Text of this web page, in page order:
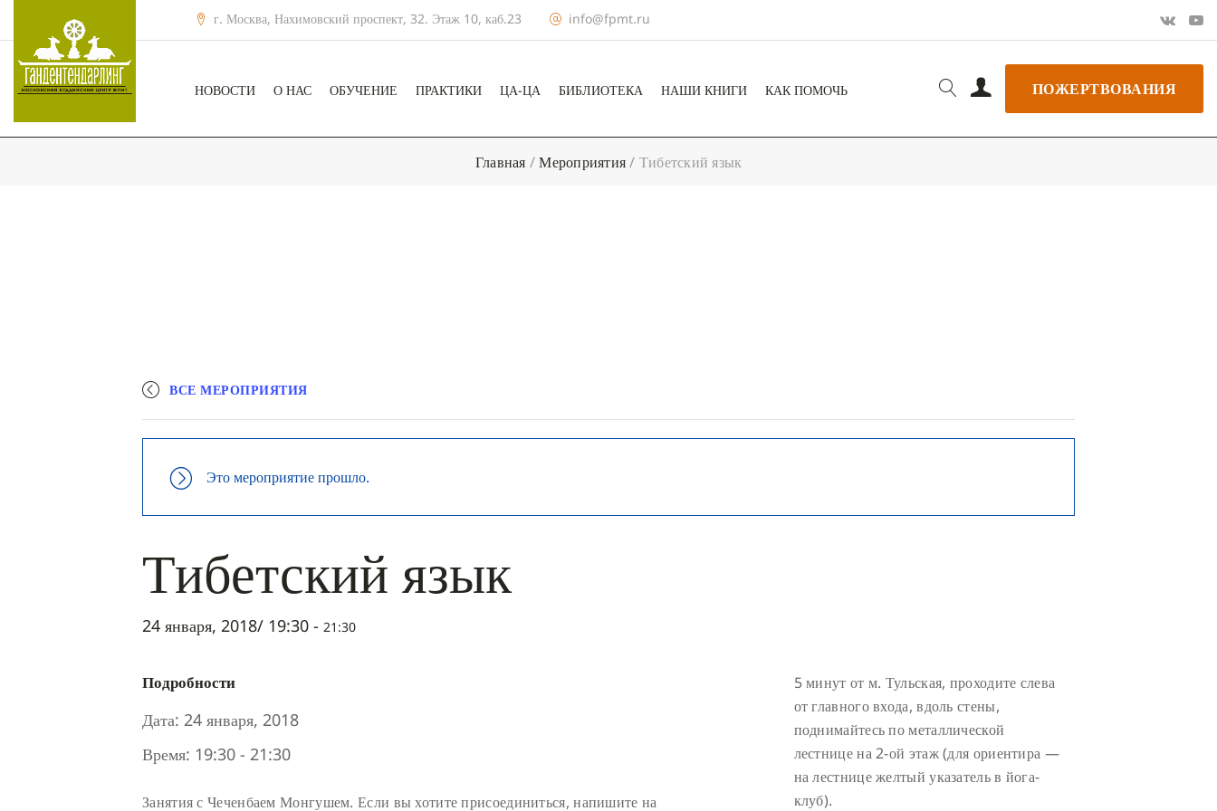
г. Москва, Нахимовский проспект, 32. Этаж 10, каб.23 info@fpmt.ru
НОВОСТИ О НАС ОБУЧЕНИЕ ПРАКТИКИ ЦА-ЦА БИБЛИОТЕКА НАШИ КНИГИ КАК ПОМОЧЬ ПОЖЕРТВОВАНИЯ
Главная /Мероприятия/ Тибетский язык
ВСЕ МЕРОПРИЯТИЯ
Это мероприятие прошло.
Тибетский язык
24 января, 2018/ 19:30 - 21:30
Подробности
Дата: 24 января, 2018
Время: 19:30 - 21:30
Занятия с Чеченбаем Монгушем. Если вы хотите присоединиться, напишите на
5 минут от м. Тульская, проходите слева
от главного входа, вдоль стены,
поднимайтесь по металлической
лестнице на 2-ой этаж (для ориентира —
на лестнице желтый указатель в йога-
клуб).